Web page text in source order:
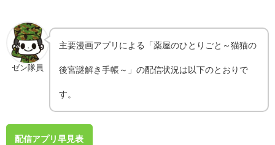
ゼン隊員
主要漫画アプリによる「薬屋のひとりごと～猫猫の
後宮謎解き手帳～」の配信状況は以下のとおりで
す。
配信アプリ早見表